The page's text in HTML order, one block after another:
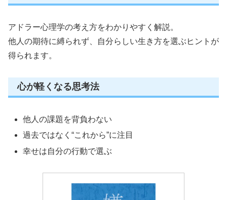
アドラー心理学の考え方をわかりやすく解説。
他人の期待に縛られず、自分らしい生き方を選ぶヒントが
得られます。
心が軽くなる思考法
他人の課題を背負わない
過去ではなく“これから”に注目
幸せは自分の行動で選ぶ